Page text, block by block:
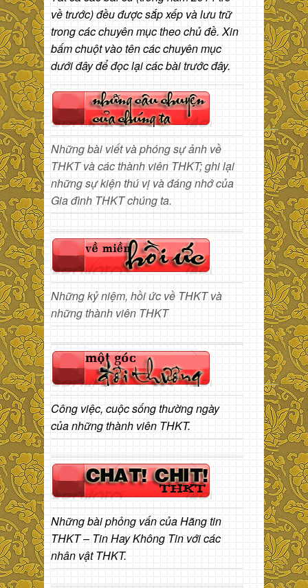
về trước) đều được sắp xếp và lưu trữ
trong các chuyên mục theo chủ đề. Xin
bấm chuột vào tên các chuyên mục
dưới đây để đọc lại các bài trước đây.
Những bài viết và phóng sự ảnh về
THKT và các thành viên THKT; ghi lại
những sự kiện thú vị và đáng nhớ của
Gia đình THKT chúng ta.
Những kỷ niệm, hồi ức về THKT và
những thành viên THKT
Công việc, cuộc sống thường ngày
của những thành viên THKT.
Những bài phỏng vấn của Hãng tin
THKT – Tin Hay Không Tin với các
nhân vật THKT.